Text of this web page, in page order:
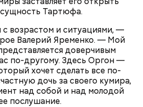
Тартюфа.
возрастом и ситуациями, —
Валерий Яременко. — Мой
доверчивым
по-другому. Здесь Оргон —
хочет сделать все по-
дочь за своего кумира,
над собой и над молодой
послушание.
дает энергию. Но важно
дынями не нужно сильно
и арбузами, людям с
и лишним весом, —